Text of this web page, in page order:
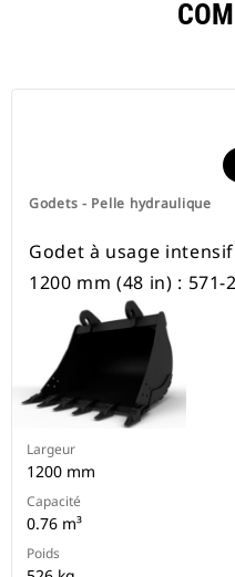
Godets - Pelle hydraulique
Godet à usage intensif
1200 mm (48 in) : 571-
Largeur
1200 mm
Capacité
0.76 m³
Poids